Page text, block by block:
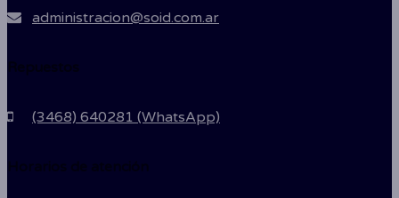
administracion@soid.com.ar
(3468) 640281 (WhatsApp)